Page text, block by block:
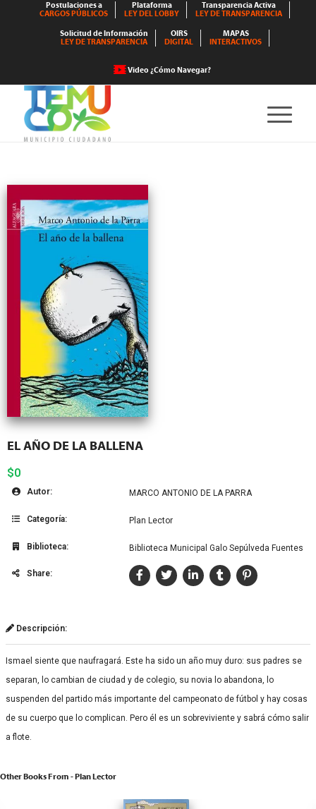
Postulaciones a
CARGOS PÚBLICOS
Plataforma
LEY DEL LOBBY
Transparencia Activa
LEY DE TRANSPARENCIA
Solicitud de Información
LEY DE TRANSPARENCIA
OIRS
DIGITAL
MAPAS
INTERACTIVOS
Video ¿Cómo Navegar?
EL AÑO DE LA BALLENA
$0
Autor: MARCO ANTONIO DE LA PARRA
Categoría: Plan Lector
Biblioteca: Biblioteca Municipal Galo Sepúlveda Fuentes
Share:
Descripción:
Ismael siente que naufragará. Este ha sido un año muy duro: sus padres se
separan, lo cambian de ciudad y de colegio, su novia lo abandona, lo
suspenden del partido más importante del campeonato de fútbol y hay cosas
de su cuerpo que lo complican. Pero él es un sobreviviente y sabrá cómo salir
a flote.
Other Books From - Plan Lector